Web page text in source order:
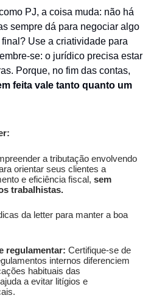
PJ, a coisa muda: não há
sempre dá para negociar algo
Use a criatividade para
se: o jurídico precisa estar
Porque, no fim das contas,
feita vale tanto quanto um
a tributação envolvendo
orientar seus clientes a
e eficiência fiscal, sem
trabalhistas.
da letter para manter a boa
regulamentar: Certifique-se de
internos diferenciem
habituais das
a evitar litígios e